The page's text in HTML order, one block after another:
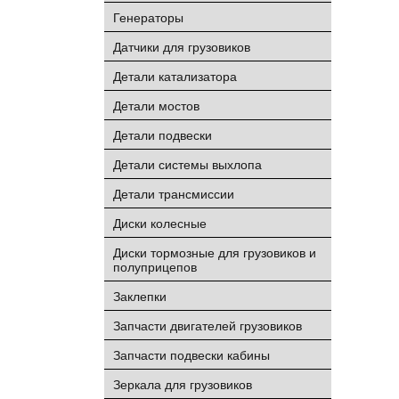
Генераторы
Датчики для грузовиков
Детали катализатора
Детали мостов
Детали подвески
Детали системы выхлопа
Детали трансмиссии
Диски колесные
Диски тормозные для грузовиков и
полуприцепов
Заклепки
Запчасти двигателей грузовиков
Запчасти подвески кабины
Зеркала для грузовиков